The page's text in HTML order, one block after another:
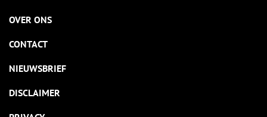
OVER ONS
CONTACT
NIEUWSBRIEF
DISCLAIMER